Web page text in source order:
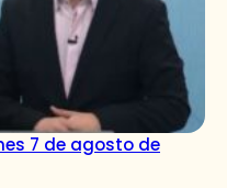
7 de agosto de